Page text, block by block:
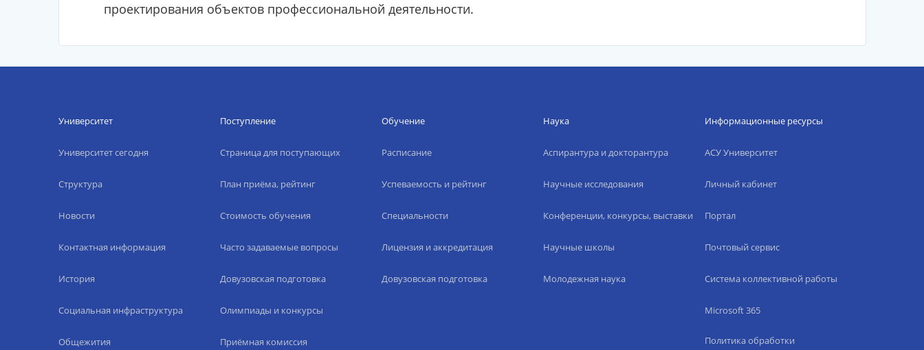
проектирования объектов профессиональной деятельности.
Университет
Университет сегодня
Структура
Новости
Контактная информация
История
Социальная инфраструктура
Общежития
Поступление
Страница для поступающих
План приёма, рейтинг
Стоимость обучения
Часто задаваемые вопросы
Довузовская подготовка
Олимпиады и конкурсы
Приёмная комиссия
Обучение
Расписание
Успеваемость и рейтинг
Специальности
Лицензия и аккредитация
Довузовская подготовка
Наука
Аспирантура и докторантура
Научные исследования
Конференции, конкурсы, выставки
Научные школы
Молодежная наука
Информационные ресурсы
АСУ Университет
Личный кабинет
Портал
Почтовый сервис
Система коллективной работы
Microsoft 365
Политика обработки